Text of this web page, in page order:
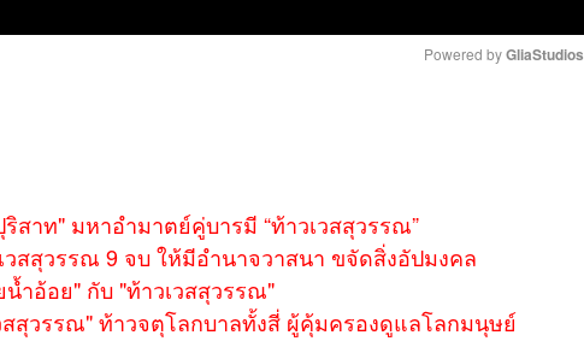
Powered by GliaStudios
สาท" มหาอำมาตย์คู่บารมี “ท้าวเวสสุวรรณ”
วสสุวรรณ 9 จบ ให้มีอำนาจวาสนา ขจัดสิ่งอัปมงคล
น้ำอ้อย" กับ "ท้าวเวสสุวรรณ"
สสุวรรณ" ท้าวจตุโลกบาลทั้งสี่ ผู้คุ้มครองดูแลโลกมนุษย์